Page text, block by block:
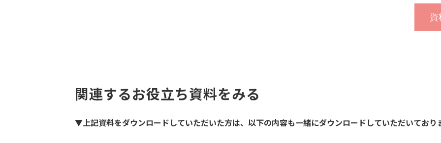
関連するお役立ち資料をみる
▼上記資料をダウンロードしていただいた方は、以下の内容も一緒にダウンロードしていただいており